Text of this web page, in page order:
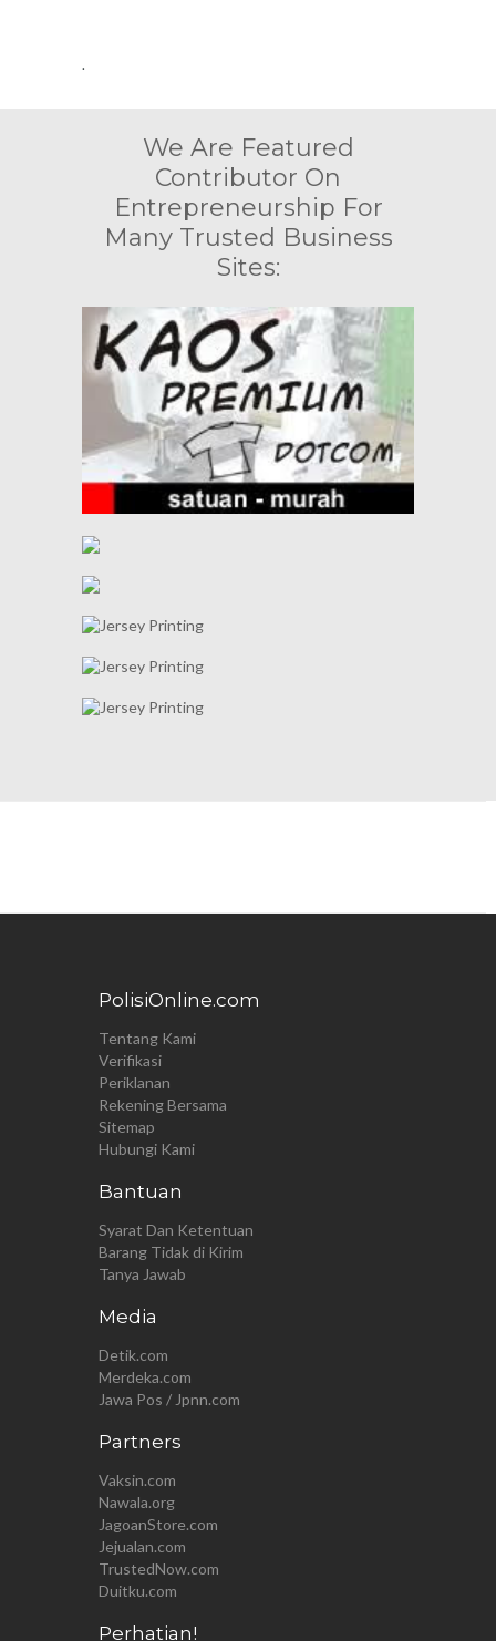
.
We Are Featured
Contributor On
Entrepreneurship For
Many Trusted Business
Sites:
PolisiOnline.com
Tentang Kami
Verifikasi
Periklanan
Rekening Bersama
Sitemap
Hubungi Kami
Bantuan
Syarat Dan Ketentuan
Barang Tidak di Kirim
Tanya Jawab
Media
Detik.com
Merdeka.com
Jawa Pos / Jpnn.com
Partners
Vaksin.com
Nawala.org
JagoanStore.com
Jejualan.com
TrustedNow.com
Duitku.com
Perhatian!